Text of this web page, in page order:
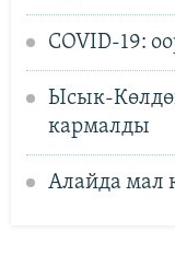
COVID-19:
Ысык-
кармалды
Алайда мал